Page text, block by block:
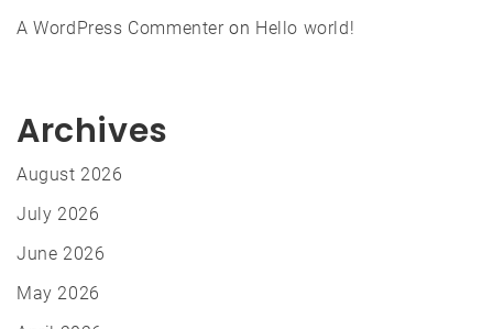
A WordPress Commenteron Hello world!
Archives
August 2026
July 2026
June 2026
May 2026